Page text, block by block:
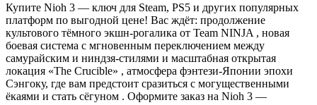
Купите Nioh 3 — ключ для Steam, PS5 и других популярных
платформ по выгодной цене! Вас ждёт: продолжение
культового тёмного экшн-рогалика от Team NINJA , новая
боевая система с мгновенным переключением между
самурайским и ниндзя-стилями и масштабная открытая
локация «The Crucible» , атмосфера фэнтези-Японии эпохи
Сэнгоку, где вам предстоит сразиться с могущественными
ёкаями и стать сёгуном . Оформите заказ на Nioh 3 —